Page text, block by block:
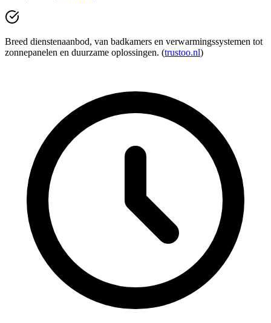
Breed dienstenaanbod, van badkamers en verwarmingssystemen tot
zonnepanelen en duurzame oplossingen. (trustoo.nl)